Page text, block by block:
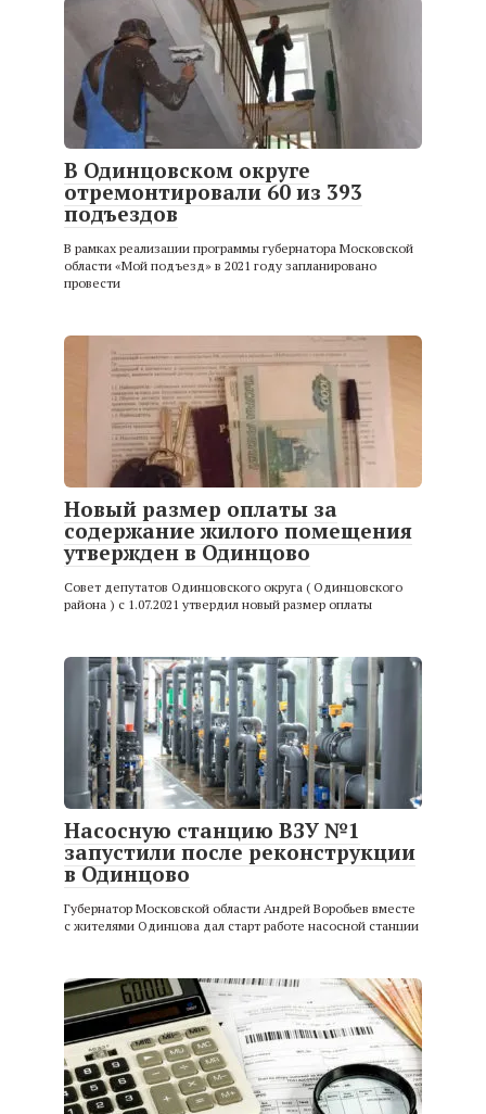
В Одинцовском округе
отремонтировали 60 из 393
подъездов
В рамках реализации программы губернатора Московской
области «Мой подъезд» в 2021 году запланировано
провести
Новый размер оплаты за
содержание жилого помещения
утвержден в Одинцово
Совет депутатов Одинцовского округа ( Одинцовского
района ) с 1.07.2021 утвердил новый размер оплаты
Насосную станцию ВЗУ №1
запустили после реконструкции
в Одинцово
Губернатор Московской области Андрей Воробьев вместе
с жителями Одинцова дал старт работе насосной станции